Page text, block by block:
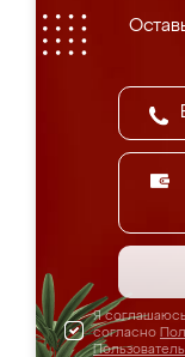
Я
согласно